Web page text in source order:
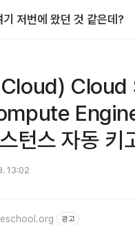
기 저번에 왔던 것 같은데?
Cloud
턴스 자동 키
13:02
광고